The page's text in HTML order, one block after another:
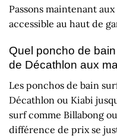
Passons maintenant
accessible au haut de
Quel poncho de
de Décathlon aux
Les ponchos de bain
Décathlon ou Kiabi
surf comme Billabong
différence de prix se